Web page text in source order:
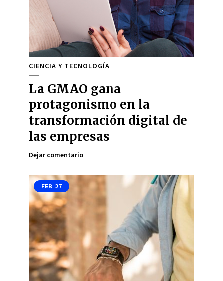
CIENCIA Y TECNOLOGÍA
La GMAO gana
protagonismo en la
transformación digital de
las empresas
Dejar comentario
FEB 27